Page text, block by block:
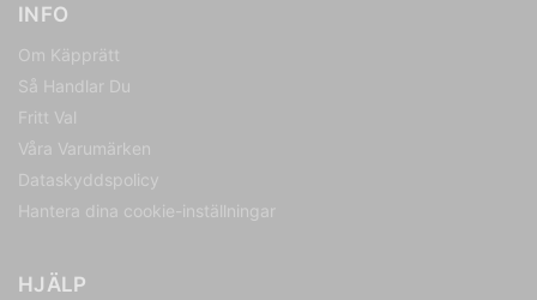
INFO
Om Käpprätt
Så Handlar Du
Fritt Val
Våra Varumärken
Dataskyddspolicy
Hantera dina cookie-inställningar
HJÄLP